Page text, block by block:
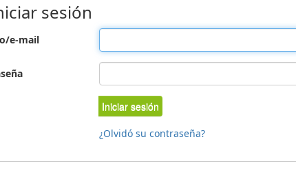
sesión
e-mail
Iniciar sesión
¿Olvidó su contraseña?